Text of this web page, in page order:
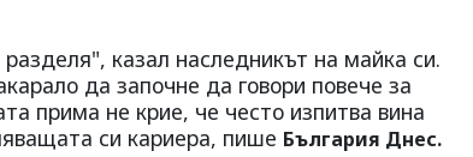
казал наследникът на майка си.
да започне да говори повече за
прима не крие, че често изпитва вина
си кариера, пише България Днес.